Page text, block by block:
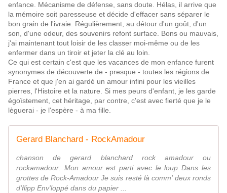
enfance. Mécanisme de défense, sans doute. Hélas, il arrive que
la mémoire soit paresseuse et décide d'effacer sans séparer le
bon grain de l'ivraie. Régulièrement, au détour d'un goût, d'un
son, d'une odeur, des souvenirs refont surface. Bons ou mauvais,
j'ai maintenant tout loisir de les classer moi-même ou de les
enfermer dans un tiroir et jeter la clé au loin.
Ce qui est certain c'est que les vacances de mon enfance furent
synonymes de découverte de - presque - toutes les régions de
France et que j'en ai gardé un amour infini pour les vieilles
pierres, l'Histoire et la nature. Si mes peurs d'enfant, je les garde
égoïstement, cet héritage, par contre, c'est avec fierté que je le
lèguerai - je l'espère - à ma fille.
Gerard Blanchard - RockAmadour
chanson de gerard blanchard rock amadour ou
rockamadour: Mon amour est parti avec le loup Dans les
grottes de Rock-Amadour Je suis resté là comm' deux ronds
d'flipp Env'loppé dans du papier ...